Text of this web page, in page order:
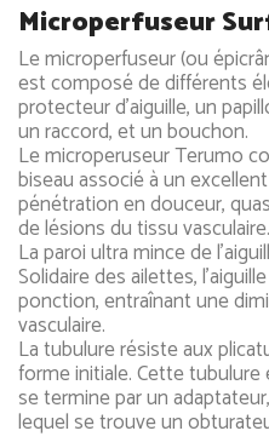
Microperfuseur
Le microperfuseur (ou
est composé de différents
protecteur d'aiguille, un
un raccord, et un bouchon.
Le microperuseur Terumo
biseau associé à un
pénétration en douceur,
de lésions du tissu vasculaire.
La paroi ultra mince de
Solidaire des ailettes,
ponction, entraînant une
vasculaire.
La tubulure résiste aux
forme initiale. Cette
se termine par un
lequel se trouve un